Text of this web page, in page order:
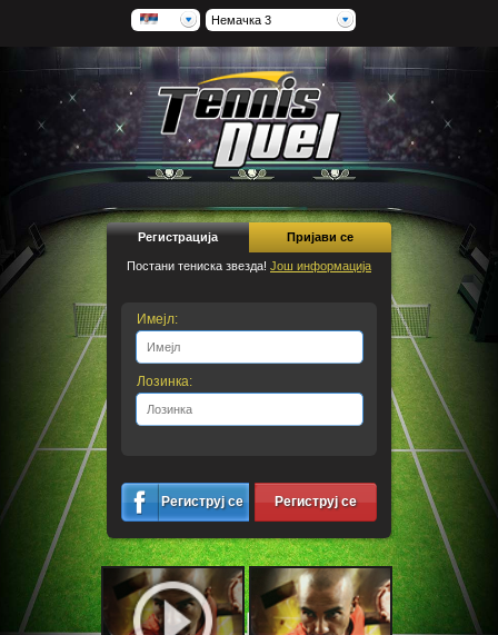
Немачка 3
Регистрација Пријави се
Постани тениска звезда! Још информација
Имејл:
Лозинка:
Региструј се Региструј се